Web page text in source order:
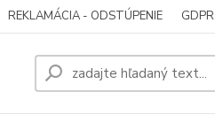
REKLAMÁCIA - ODSTÚPENIE GDPR